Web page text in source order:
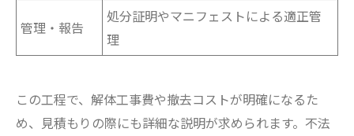
管理・報告
処分証明やマニフェストによる適正管
理
この工程で、解体工事費や撤去コストが明確になるた
め、見積もりの際にも詳細な説明が求められます。不法